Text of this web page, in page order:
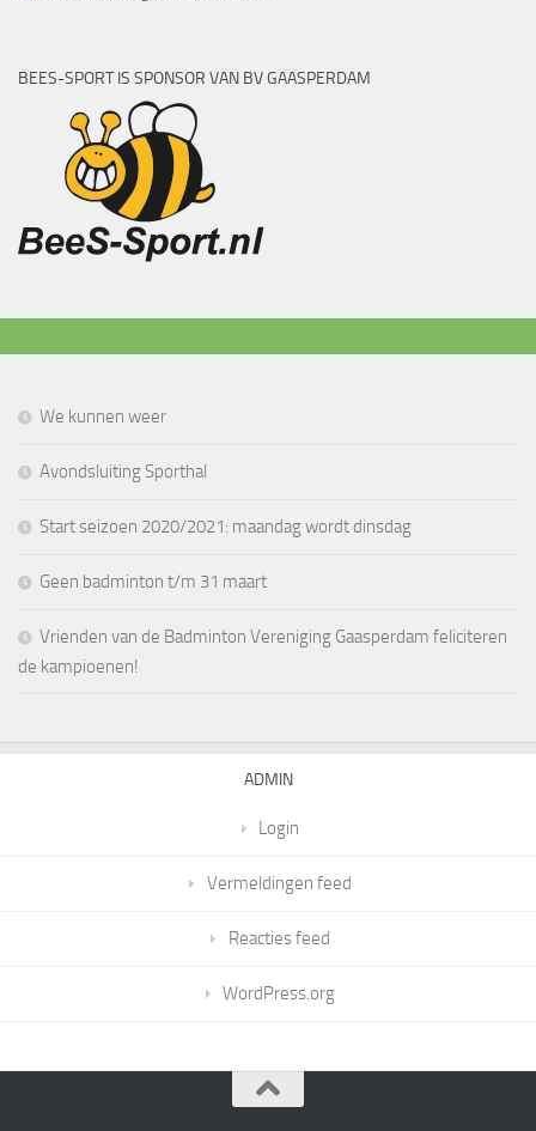
BEES-SPORT IS SPONSOR VAN BV GAASPERDAM
We kunnen weer
Avondsluiting Sporthal
Start seizoen 2020/2021: maandag wordt dinsdag
Geen badminton t/m 31 maart
Vrienden van de Badminton Vereniging Gaasperdam feliciteren
de kampioenen!
ADMIN
Login
Vermeldingen feed
Reacties feed
WordPress.org